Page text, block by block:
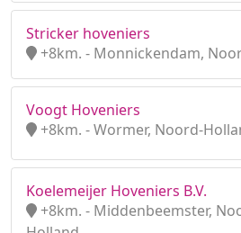
Stricker hoveniers
+8km. - Monnickendam,
Voogt Hoveniers
+8km. - Wormer, Noord-
Koelemeijer Hoveniers B.V.
+8km. - Middenbeemster,